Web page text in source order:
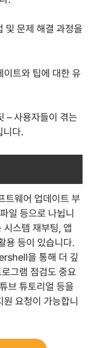
및 문제 해결 과정을
트와 팁에 대한 유
사용자들이 겪는
니다.
트웨어 업데이트 부
일 등으로 나뉩니
시스템 재부팅, 앱
용 등이 있습니다.
을 통해 더 깊
그램 점검도 중요
브 튜토리얼 등을
요청이 가능합니